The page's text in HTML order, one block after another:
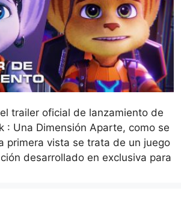
trailer oficial de lanzamiento de
: Una Dimensión Aparte, como se
primera vista se trata de un juego
desarrollado en exclusiva para